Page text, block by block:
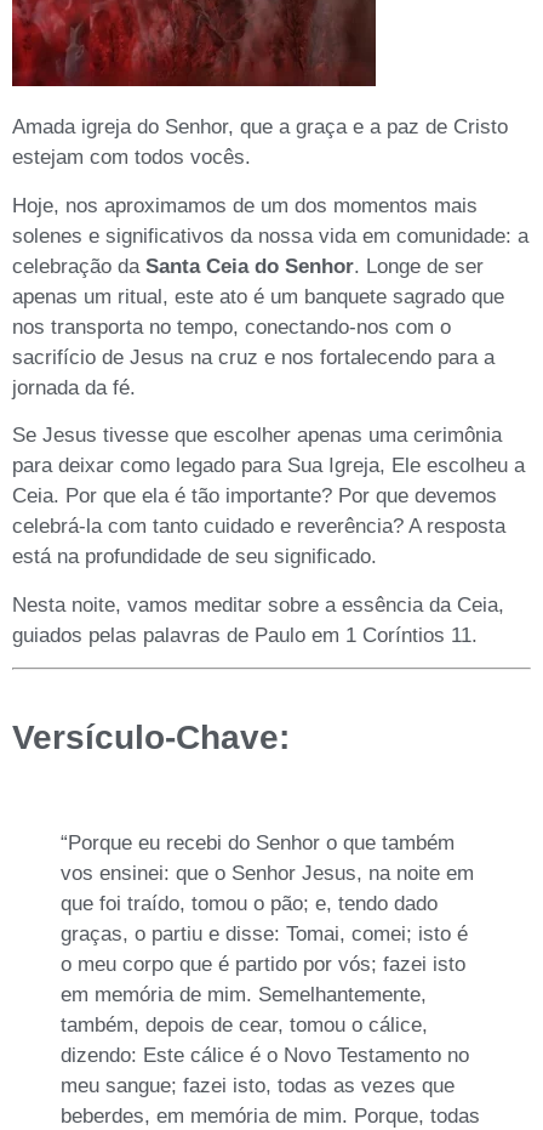
Amada igreja do Senhor, que a graça e a paz de Cristo
estejam com todos vocês.
Hoje, nos aproximamos de um dos momentos mais
solenes e significativos da nossa vida em comunidade: a
celebração da Santa Ceia do Senhor. Longe de ser
apenas um ritual, este ato é um banquete sagrado que
nos transporta no tempo, conectando-nos com o
sacrifício de Jesus na cruz e nos fortalecendo para a
jornada da fé.
Se Jesus tivesse que escolher apenas uma cerimônia
para deixar como legado para Sua Igreja, Ele escolheu a
Ceia. Por que ela é tão importante? Por que devemos
celebrá-la com tanto cuidado e reverência? A resposta
está na profundidade de seu significado.
Nesta noite, vamos meditar sobre a essência da Ceia,
guiados pelas palavras de Paulo em 1 Coríntios 11.
Versículo-Chave:
“Porque eu recebi do Senhor o que também
vos ensinei: que o Senhor Jesus, na noite em
que foi traído, tomou o pão; e, tendo dado
graças, o partiu e disse: Tomai, comei; isto é
o meu corpo que é partido por vós; fazei isto
em memória de mim. Semelhantemente,
também, depois de cear, tomou o cálice,
dizendo: Este cálice é o Novo Testamento no
meu sangue; fazei isto, todas as vezes que
beberdes, em memória de mim. Porque, todas